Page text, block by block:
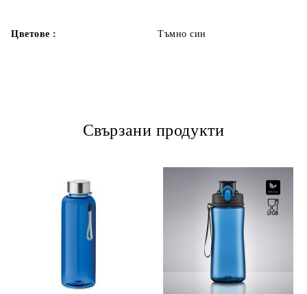
Цветове : Тъмно син
Свързани продукти